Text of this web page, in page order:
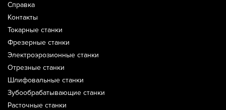
Справка
Контакты
Токарные станки
Фрезерные станки
Электроэрозионные станки
Отрезные станки
Шлифовальные станки
Зубообрабатывающие станки
Расточные станки